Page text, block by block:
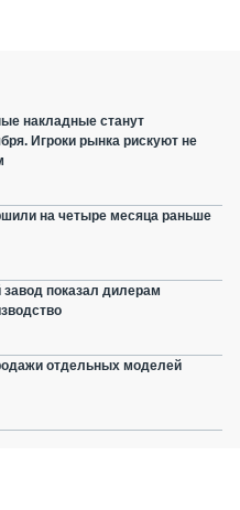
накладные станут
Игроки рынка рискуют не
на четыре месяца раньше
показал дилерам
отдельных моделей